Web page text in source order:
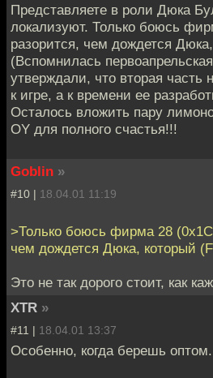
Представляете в роли Дюка
локализуют. Только боюсь
разорится, чем дождется
(Вспомнилась
утверждали, что вторая часть
к игре, а к времени ее
Осталось вложить пару
OY для полного счастья!!!
Goblin »
#10 | 18.04.01 11:19
>Только боюсь фирма 28
чем дождется Дюка, который
Это не так дорого стоит, как
XTR »
#11 | 18.04.01 13:37
Особенно, когда берешь оптом.